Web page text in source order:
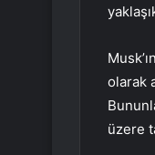
olarak
üzere